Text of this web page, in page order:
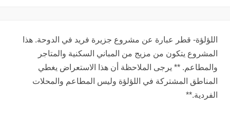
اللؤلؤة- قطر عبارة عن مشروع جزيرة فريد في الدوحة. هذا
المشروع يتكون من مزيج من المباني السكنية والمتاجر
والمطاعم. ** يرجى الملاحظة أن هذا الاستعراض يغطي
المناطق المشتركة في اللؤلؤة وليس المطاعم والمحلات
الفردية.**